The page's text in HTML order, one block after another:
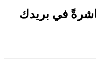
في بريدك